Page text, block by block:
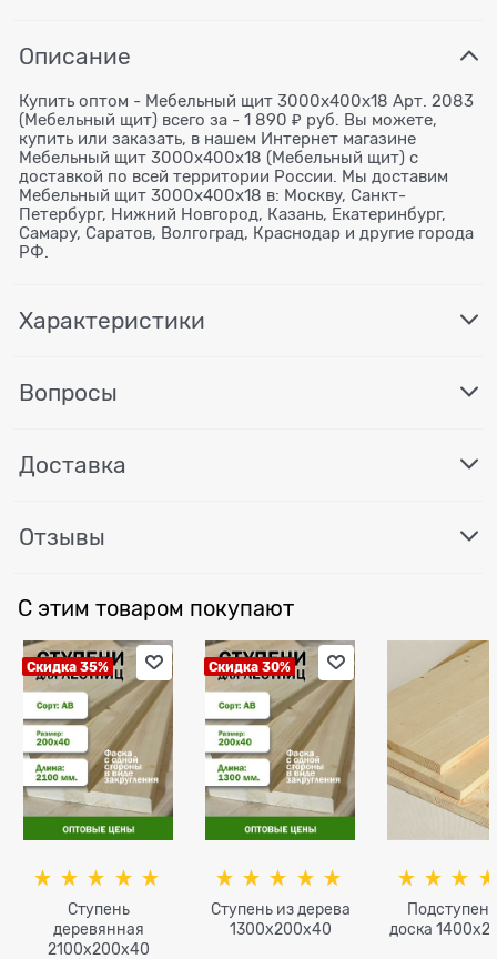
Описание
Купить оптом - Мебельный щит 3000x400x18 Арт. 2083
(Мебельный щит) всего за - 1 890 ₽ руб. Вы можете,
купить или заказать, в нашем Интернет магазине
Мебельный щит 3000x400x18 (Мебельный щит) с
доставкой по всей территории России. Мы доставим
Мебельный щит 3000x400x18 в: Москву, Санкт-
Петербург, Нижний Новгород, Казань, Екатеринбург,
Самару, Саратов, Волгоград, Краснодар и другие города
РФ.
Характеристики
Вопросы
Доставка
Отзывы
С этим товаром покупают
Скидка 35%
Ступень
деревянная
2100x200x40
Скидка 30%
Ступень из дерева
1300x200x40
доска